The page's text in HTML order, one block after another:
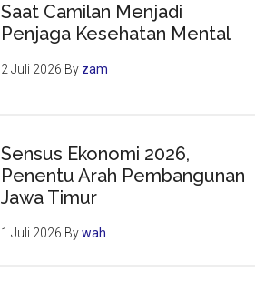
Saat Camilan Menjadi
Penjaga Kesehatan Mental
2 Juli 2026 By zam
Sensus Ekonomi 2026,
Penentu Arah Pembangunan
Jawa Timur
1 Juli 2026 Bywah